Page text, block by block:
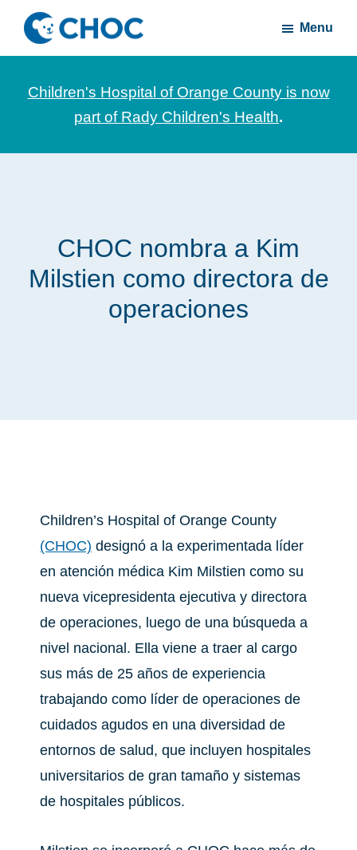
Skip
main
content
Skip
footerCHOC
News
stories
Children's
County
Menu
Children's Hospital of Orange County is now
part of Rady Children's Health.
CHOC nombra a Kim
Milstien como directora de
operaciones
Children’s Hospital of Orange County
(CHOC) designó a la experimentada líder
en atención médica Kim Milstien como su
nueva vicepresidenta ejecutiva y directora
de operaciones, luego de una búsqueda a
nivel nacional. Ella viene a traer al cargo
sus más de 25 años de experiencia
trabajando como líder de operaciones de
cuidados agudos en una diversidad de
entornos de salud, que incluyen hospitales
universitarios de gran tamaño y sistemas
de hospitales públicos.